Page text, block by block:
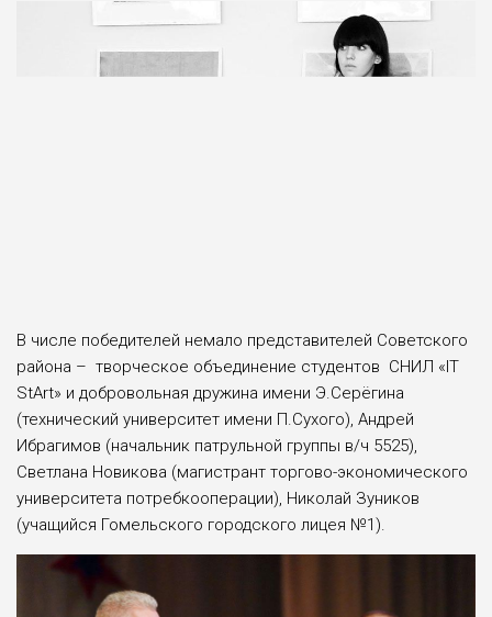
В числе победителей немало представителей Советского
рай­она – творческое объединение студентов СНИЛ «IT
StArt» и добровольная дружина имени Э.Серёгина
(технический университет имени П.Сухого), Андрей
Ибрагимов (начальник патрульной группы в/ч 5525),
Светлана Новикова (магистрант торгово-экономического
университета потребкооперации), Николай Зуников
(учащийся Гомельского городского лицея №1).